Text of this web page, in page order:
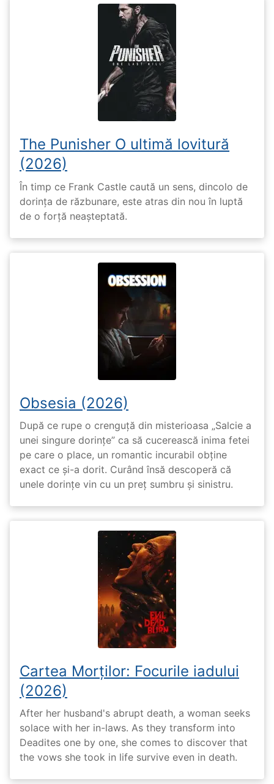
The Punisher O ultimă lovitură
(2026)
În timp ce Frank Castle caută un sens, dincolo de
dorința de răzbunare, este atras din nou în luptă
de o forță neașteptată.
Obsesia (2026)
După ce rupe o crenguță din misterioasa „Salcie a
unei singure dorințe” ca să cucerească inima fetei
pe care o place, un romantic incurabil obține
exact ce și-a dorit. Curând însă descoperă că
unele dorințe vin cu un preț sumbru și sinistru.
Cartea Morților: Focurile iadului
(2026)
After her husband's abrupt death, a woman seeks
solace with her in-laws. As they transform into
Deadites one by one, she comes to discover that
the vows she took in life survive even in death.